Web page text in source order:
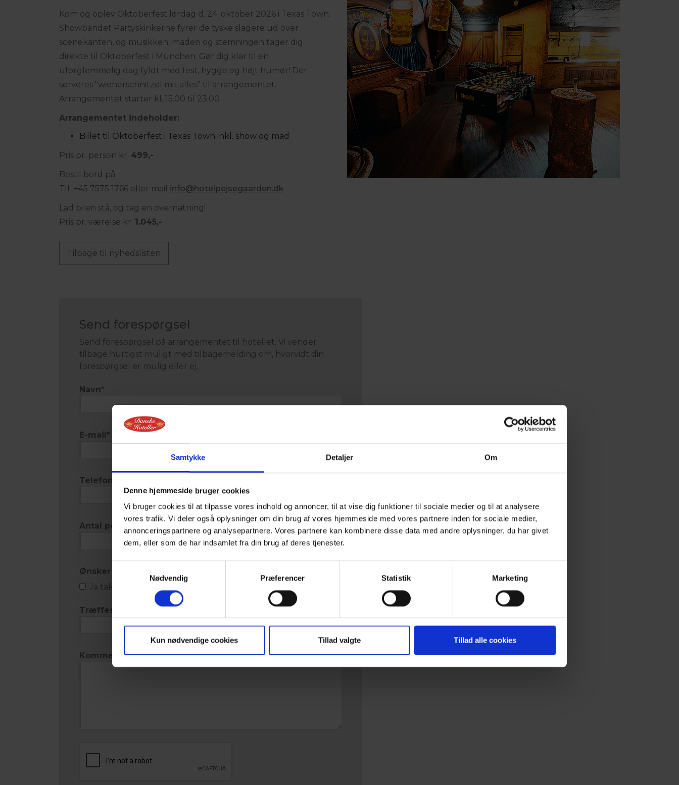
Samtykke Detaljer Om
Denne hjemmeside bruger cookies
Vi bruger cookies til at tilpasse vores indhold og annoncer, til at vise dig funktioner til sociale medier og til at analysere
vores trafik. Vi deler også oplysninger om din brug af vores hjemmeside med vores partnere inden for sociale medier,
annonceringspartnere og analysepartnere. Vores partnere kan kombinere disse data med andre oplysninger, du har givet
dem, eller som de har indsamlet fra din brug af deres tjenester.
Nødvendig
Præferencer Statistik Marketing
Kun nødvendige cookies Tillad valgte Tillad alle cookies
Kom og oplev Oktoberfest lørdag d. 24. oktober 2026 i Texas Town.
Showbandet Partyskinkerne fyrer de tyske slagere ud over
scenekanten, og musikken, maden og stemningen tager dig
direkte til Oktoberfest i München. Gør dig klar til en
uforglemmelig dag fyldt med fest, hygge og højt humør! Der
serveres "wienerschnitzel mit alles" til arrangementet.
Arrangementet starter kl. 15.00 til 23.00
Arrangementet indeholder:
Billet til Oktoberfest i Texas Town inkl. show og mad
Pris pr. person kr. 499,-
Bestil bord på:
Tlf. +45 7575 1766 eller mail info@hotelpejsegaarden.dk
Lad bilen stå, og tag en overnatning!
Pris pr. værelse kr. 1.045,-
Tilbage til nyhedslisten
Send forespørgsel
Send forespørgsel på arrangementet til hotellet. Vi vender
tilbage hurtigst muligt med tilbagemelding om, hvorvidt din
forespørgsel er mulig eller ej.
Navn*
E-mail*
Telefon
Antal personer
Ønsker til evt. overnatning
Ja tak, kontakt mig angående overnatning
Træffes bedst i tidsrummet
Kommentar